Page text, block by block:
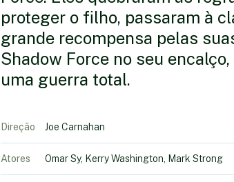
proteger o filho, passaram à
grande recompensa pelas
Shadow Force no seu
uma guerra total.
Direção Joe Carnahan
Atores Omar Sy, Kerry Washington, Mark Strong